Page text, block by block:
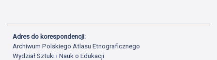
Adres do korespondencji:
Archiwum Polskiego Atlasu Etnograficznego
Wydział Sztuki i Nauk o Edukacji